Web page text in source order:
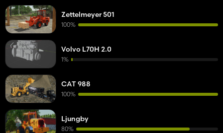
Zettelmeyer 501
100%
Volvo L70H 2.0
1%
CAT 988
100%
Ljungby
80%